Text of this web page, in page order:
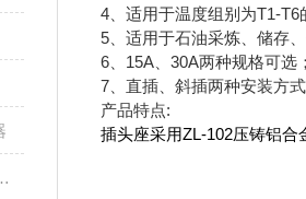
4、适用于温度组别为T1-T6
5、适用于石油采炼、储存
6、15A、30A两种规格可选；
7、直插、斜插两种安装方式
产品特点:
插头座采用ZL-102压铸铝